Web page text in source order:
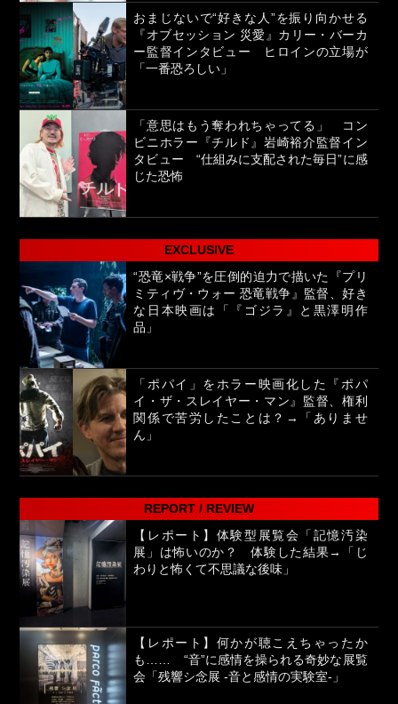
おまじないで“好きな人”を振り向かせる
『オブセッション 災愛』カリー・バーカ
ー監督インタビュー ヒロインの立場が
「一番恐ろしい」
「意思はもう奪われちゃってる」 コン
ビニホラー『チルド』岩崎裕介監督イン
タビュー “仕組みに支配された毎日”に感
じた恐怖
EXCLUSIVE
“恐竜×戦争”を圧倒的迫力で描いた『プリ
ミティヴ・ウォー 恐竜戦争』監督、好き
な日本映画は「『ゴジラ』と黒澤明作
品」
「ポパイ」をホラー映画化した『ポパ
イ・ザ・スレイヤー・マン』監督、権利
関係で苦労したことは？→「ありませ
ん」
REPORT / REVIEW
【レポート】体験型展覧会「記憶汚染
展」は怖いのか？ 体験した結果→「じ
わりと怖くて不思議な後味」
【レポート】何かが聴こえちゃったか
も…… “音”に感情を操られる奇妙な展覧
会「残響シ念展 -⾳と感情の実験室-」